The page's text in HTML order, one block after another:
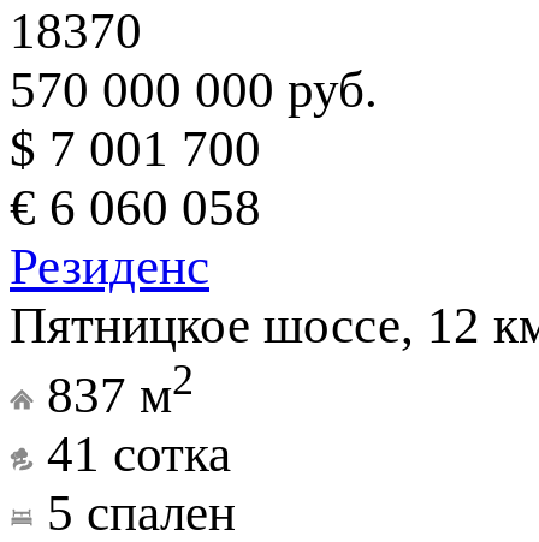
18370
570 000 000 руб.
$ 7 001 700
€ 6 060 058
Резиденс
Пятницкое шоссе, 12
837 м2
41 сотка
5 спален